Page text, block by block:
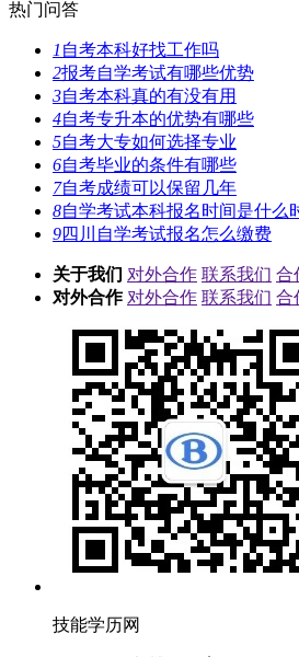
热门问答
1自考本科好找工作吗
2报考自学考试有哪些优势
3自考本科真的有没有用
4自考专升本的优势有哪些
5自考大专如何选择专业
6自考毕业的条件有哪些
7自考成绩可以保留几年
8自学考试本科报名时间是什么
9四川自学考试报名怎么缴费
关于我们 对外合作 联系我们 合
对外合作 对外合作 联系我们 合
技能学历网